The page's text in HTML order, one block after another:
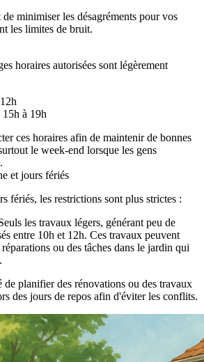
minimiser les désagréments pour vos
les limites de bruit.
horaires autorisées sont légèrement
15h à 19h
ces horaires afin de maintenir de bonnes
le week-end lorsque les gens
et jours fériés
fériés, les restrictions sont plus strictes :
les travaux légers, générant peu de
entre 10h et 12h. Ces travaux peuvent
ou des tâches dans le jardin qui
de planifier des rénovations ou des travaux
des jours de repos afin d'éviter les conflits.